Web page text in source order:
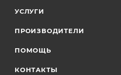
УСЛУГИ
ПРОИЗВОДИТЕЛИ
ПОМОЩЬ
КОНТАКТЫ